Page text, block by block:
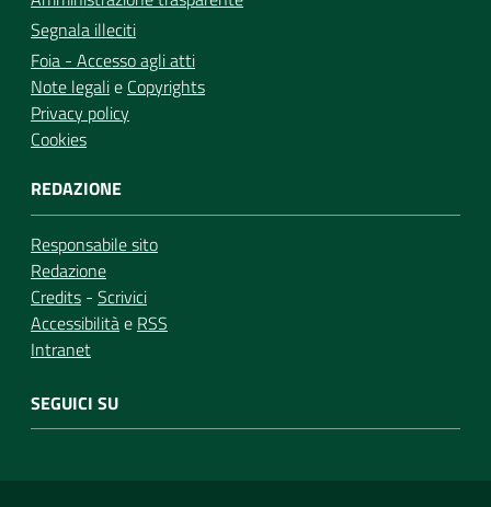
Segnala illeciti
Foia - Accesso agli atti
Note legalie Copyrights
Privacy policy
Cookies
REDAZIONE
Responsabile sito
Redazione
Credits - Scrivici
Accessibilitàe RSS
Intranet
SEGUICI SU